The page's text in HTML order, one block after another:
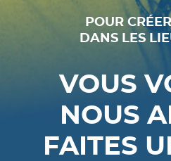
POUR
DANS LES
VOUS
NOUS
FAITES